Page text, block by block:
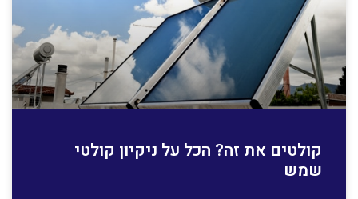
קולטים את זה? הכל על ניקיון קולטי
שמש